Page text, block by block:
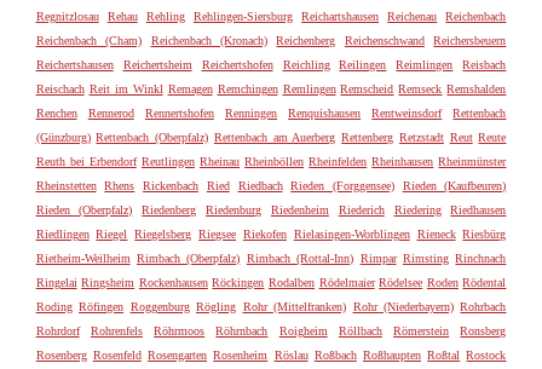
Regnitzlosau
Rehau Rehling Rehlingen-Siersburg Reichartshausen Reichenau
Reichenbach
Reichenbach (Cham)
Reichenbach (Kronach) Reichenberg Reichenschwand
Reichersbeuern
Reichertshausen
Reichertsheim Reichertshofen Reichling Reilingen Reimlingen
Reisbach
Reischach Reit im Winkl Remagen Remchingen Remlingen Remscheid Remseck Remshalden
Renchen
Rennerod Rennertshofen Renningen Renquishausen Rentweinsdorf
Rettenbach
(Günzburg) Rettenbach (Oberpfalz) Rettenbach am Auerberg Rettenberg Retzstadt Reut Reute
Reuth bei Erbendorf Reutlingen Rheinau Rheinböllen Rheinfelden Rheinhausen Rheinmünster
Rheinstetten
Rhens Rickenbach Ried Riedbach Rieden (Forggensee)
Rieden (Kaufbeuren)
Rieden (Oberpfalz)
Riedenberg Riedenburg Riedenheim Riederich Riedering
Riedhausen
Riedlingen Riegel Riegelsberg Riegsee Riekofen Rielasingen-Worblingen Rieneck Riesbürg
Rietheim-Weilheim Rimbach (Oberpfalz) Rimbach (Rottal-Inn) Rimpar Rimsting Rinchnach
Ringelai Ringsheim Rockenhausen Röckingen Rodalben Rödelmaier Rödelsee Roden Rödental
Roding Röfingen Roggenburg Rögling Rohr (Mittelfranken) Rohr (Niederbayern) Rohrbach
Rohrdorf
Rohrenfels Röhrmoos Röhrnbach Roigheim Röllbach Römerstein
Ronsberg
Rosenberg Rosenfeld Rosengarten Rosenheim Röslau Roßbach Roßhaupten Roßtal Rostock